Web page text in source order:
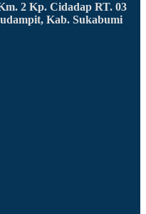
2 Kp. Cidadap RT. 03
Kab. Sukabumi